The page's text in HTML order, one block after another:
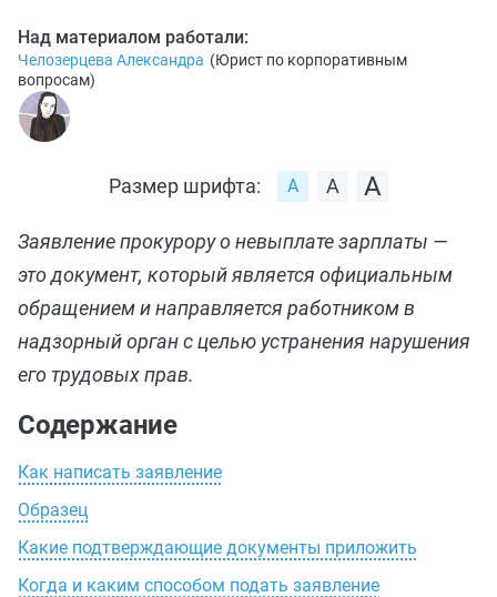
Над материалом работали:
Челозерцева Александра (Юрист по корпоративным
вопросам)
Размер шрифта:
Заявление прокурору о невыплате зарплаты —
это документ, который является официальным
обращением и направляется работником в
надзорный орган с целью устранения нарушения
его трудовых прав.
Содержание
Как написать заявление
Образец
Какие подтверждающие документы приложить
Когда и каким способом подать заявление